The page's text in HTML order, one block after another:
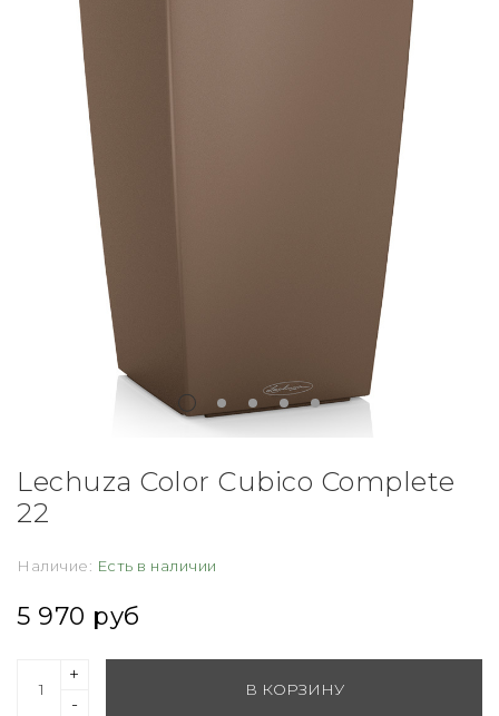
Lechuza Color Cubico Complete
22
Наличие: Есть в наличии
5 970 руб
-
+
В КОРЗИНУ